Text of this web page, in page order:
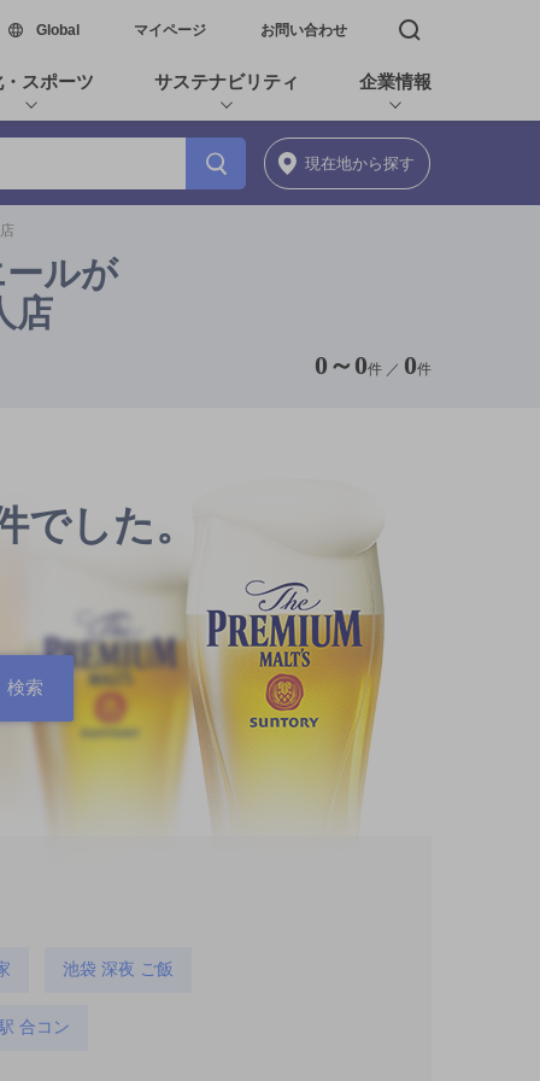
Global新しいウィンドウで開く
マイページ お問い合わせ 検索窓を開く
スポーツ サステナビリティ 企業情報
現在地から探す
ルが
店
0 ～ 0件 ／ 0件
でした。
池袋 深夜 ご飯
合コン